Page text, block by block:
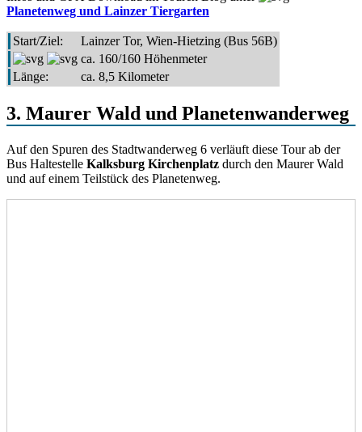
Planetenweg und Lainzer Tiergarten
Start/Ziel:
Lainzer Tor, Wien-Hietzing (Bus 56B)
ca. 160/160 Höhenmeter
Länge:
ca. 8,5 Kilometer
3. Maurer Wald und Planetenwanderweg
Auf den Spuren des Stadtwanderweg 6 verläuft diese Tour ab der
Bus Haltestelle Kalksburg Kirchenplatz durch den Maurer Wald
und auf einem Teilstück des Planetenweg.